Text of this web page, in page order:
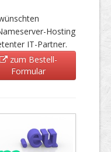
Hosting
IT-Partner.
zum Bestell-
Formular